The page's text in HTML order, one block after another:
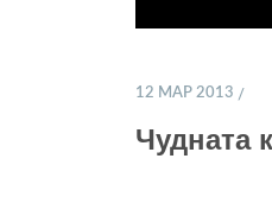
12 МАР 2013
Чудната